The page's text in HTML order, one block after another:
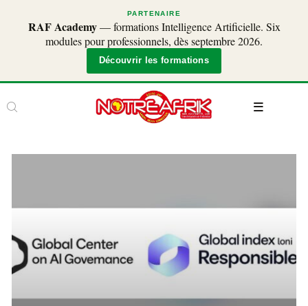
PARTENAIRE
RAF Academy— formations Intelligence Artificielle. Six
modules pour professionnels, dès septembre 2026.
Découvrir les formations